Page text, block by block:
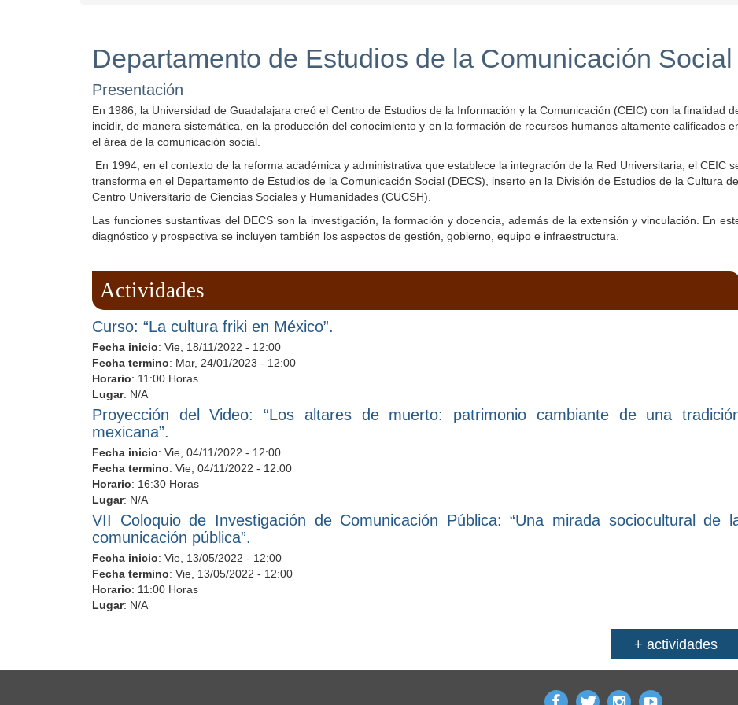
Departamento de Estudios de la Comunicación Social
Presentación
En 1986, la Universidad de Guadalajara creó el Centro de Estudios de la Información y la Comunicación (CEIC) con la finalidad
incidir, de manera sistemática, en la producción del conocimiento y en la formación de recursos humanos altamente calificados
el área de la comunicación social.
En 1994, en el contexto de la reforma académica y administrativa que establece la integración de la Red Universitaria, el CEIC
transforma en el Departamento de Estudios de la Comunicación Social (DECS), inserto en la División de Estudios de la Cultura
Centro Universitario de Ciencias Sociales y Humanidades (CUCSH).
Las funciones sustantivas del DECS son la investigación, la formación y docencia, además de la extensión y vinculación. En
diagnóstico y prospectiva se incluyen también los aspectos de gestión, gobierno, equipo e infraestructura.
Actividades
Curso: “La cultura friki en México”.
Fecha inicio: Vie, 18/11/2022 - 12:00
Fecha termino: Mar, 24/01/2023 - 12:00
Horario: 11:00 Horas
Lugar: N/A
Proyección del Video: “Los altares de muerto: patrimonio cambiante de una
mexicana”.
Fecha inicio: Vie, 04/11/2022 - 12:00
Fecha termino: Vie, 04/11/2022 - 12:00
Horario: 16:30 Horas
Lugar: N/A
VII Coloquio de Investigación de Comunicación Pública: “Una mirada sociocultural de
comunicación pública”.
Fecha inicio: Vie, 13/05/2022 - 12:00
Fecha termino: Vie, 13/05/2022 - 12:00
Horario: 11:00 Horas
Lugar: N/A
+ actividades